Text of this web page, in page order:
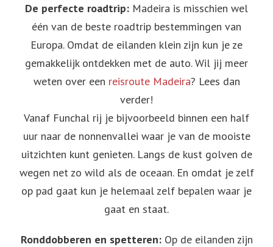
De perfecte roadtrip: Madeira is misschien wel
één van de beste roadtrip bestemmingen van
Europa. Omdat de eilanden klein zijn kun je ze
gemakkelijk ontdekken met de auto. Wil jij meer
weten over een reisroute Madeira? Lees dan
verder!
Vanaf Funchal rij je bijvoorbeeld binnen een half
uur naar de nonnenvallei waar je van de mooiste
uitzichten kunt genieten. Langs de kust golven de
wegen net zo wild als de oceaan. En omdat je zelf
op pad gaat kun je helemaal zelf bepalen waar je
gaat en staat.
Ronddobberen en spetteren:Op de eilanden zijn